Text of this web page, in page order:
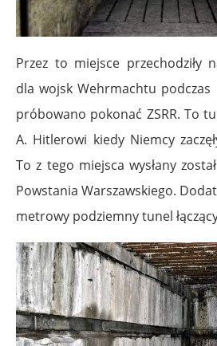
Przez to miejsce przechodziły
dla wojsk Wehrmachtu podczas
próbowano pokonać ZSRR. To
A. Hitlerowi kiedy Niemcy
To z tego miejsca wysłany
Powstania Warszawskiego.
metrowy podziemny tunel